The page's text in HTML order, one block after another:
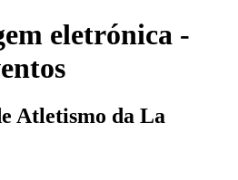
eletrónica -
Atletismo da La